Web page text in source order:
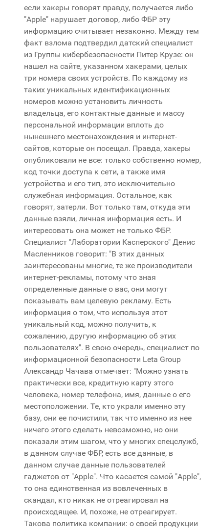
если хакеры говорят правду, получается либо
"Apple" нарушает договор, либо ФБР эту
информацию считывает незаконно. Между тем
факт взлома подтвердил датский специалист
из Группы кибербезопасности Питер Крузе: он
нашел на сайте, указанном хакерами, целых
три номера своих устройств. По каждому из
таких уникальных идентификационных
номеров можно установить личность
владельца, его контактные данные и массу
персональной информации вплоть до
нынешнего местонахождения и интернет-
сайтов, которые он посещал. Правда, хакеры
опубликовали не все: только собственно номер,
код точки доступа к сети, а также имя
устройства и его тип, это исключительно
служебная информация. Остальное, как
говорят, затерли. Вот только там, откуда эти
данные взяли, личная информация есть. И
интересовать она может не только ФБР.
Специалист "Лаборатории Касперского" Денис
Масленников говорит: "В этих данных
заинтересованы многие, те же производители
интернет-рекламы, потому что зная
определенные данные о вас, они могут
показывать вам целевую рекламу. Есть
информация о том, что используя этот
уникальный код, можно получить, к
сожалению, другую информацию об этих
пользователях". В свою очередь, специалист по
информационной безопасности Leta Group
Александр Чачава отмечает: "Можно узнать
практически все, кредитную карту этого
человека, номер телефона, имя, данные о его
местоположении. Те, кто украли именно эту
базу, они ее почистили, так что именно из нее
ничего этого сделать невозможно, но они
показали этим шагом, что у многих спецслужб,
в данном случае ФБР, есть все данные, в
данном случае данные пользователей
гаджетов от "Apple". Что касается самой "Apple",
то она единственная из вовлеченных в
скандал, кто никак не отреагировал на
происходящее. И, похоже, не отреагирует.
Такова политика компании: о своей продукции